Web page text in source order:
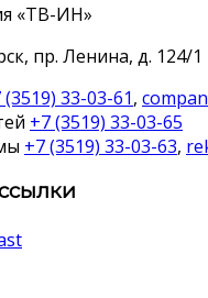
«ТВ-ИН»
пр. Ленина, д. 124/1
(3519) 33-03-61,
+7 (3519) 33-03-65
+7 (3519) 33-03-63,